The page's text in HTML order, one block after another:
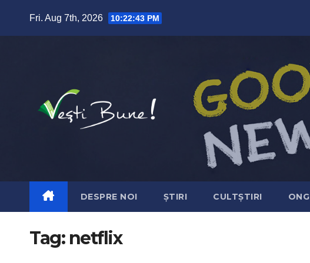
Fri. Aug 7th, 2026
10:22:44 PM
DESPRE NOI ȘTIRI CULTȘTIRI ONG
Tag: netflix